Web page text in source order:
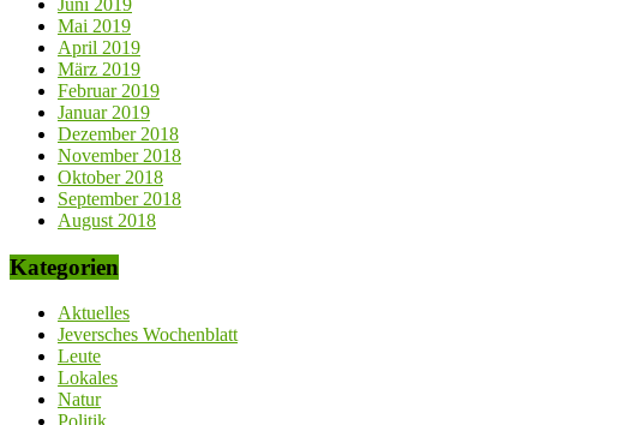
Juni 2019
Mai 2019
April 2019
März 2019
Februar 2019
Januar 2019
Dezember 2018
November 2018
Oktober 2018
September 2018
August 2018
Kategorien
Aktuelles
Jeversches Wochenblatt
Leute
Lokales
Natur